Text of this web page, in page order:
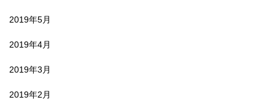
2019年5月
2019年4月
2019年3月
2019年2月